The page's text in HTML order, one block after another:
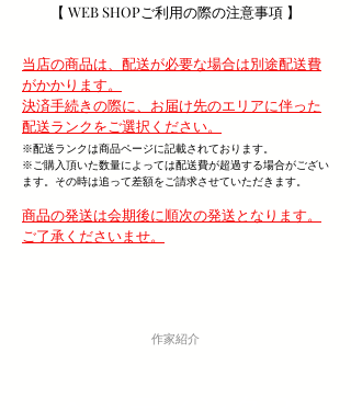
【 WEB SHOPご利用の際の注意事項 】
当店の商品は、配送が必要な場合は別途配送費
がかかります。
決済手続きの際に、お届け先のエリアに伴った
配送ランクをご選択ください。
※配送ランクは商品ページに記載されております。
​※ご購入頂いた数量によっては配送費が超過する場合がござい
ます。その時は追って差額をご請求させていただきます。
商品の発送は会期後に順次の発送となります。
ご了承くださいませ。
作家紹介